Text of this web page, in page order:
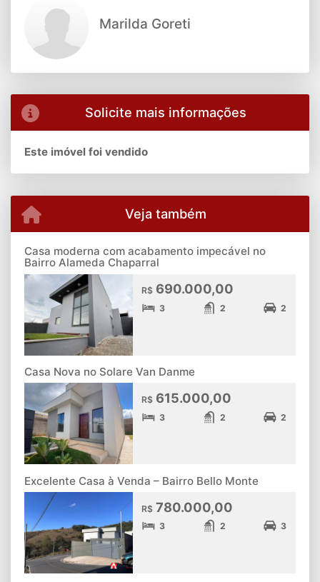
Marilda Goreti
Solicite mais informações
Este imóvel foi vendido
Veja também
Casa moderna com acabamento impecável no
Bairro Alameda Chaparral
R$ 690.000,00
3 2 2
Casa Nova no Solare Van Danme
R$ 615.000,00
3 2 2
Excelente Casa à Venda – Bairro Bello Monte
R$ 780.000,00
3 2 3